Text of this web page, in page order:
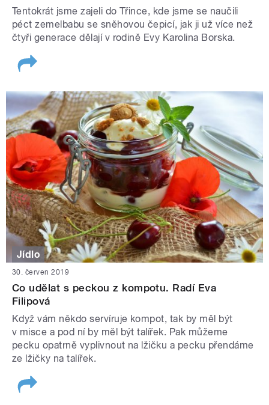
Tentokrát jsme zajeli do Třince, kde jsme se naučili
péct zemelbabu se sněhovou čepicí, jak ji už více než
čtyři generace dělají v rodině Evy Karolina Borska.
Jídlo
30. červen 2019
Co udělat s peckou z kompotu. Radí Eva
Filipová
Když vám někdo servíruje kompot, tak by měl být
v misce a pod ní by měl být talířek. Pak můžeme
pecku opatrně vyplivnout na lžičku a pecku přendáme
ze lžičky na talířek.